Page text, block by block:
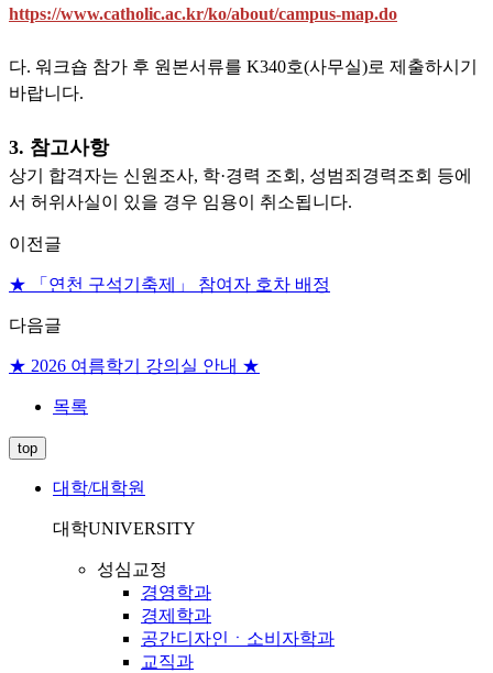
https://www.catholic.ac.kr/ko/about/campus-map.do
다. 워크숍 참가 후 원본서류를 K340호(사무실)로 제출하시기
바랍니다.
3. 참고사항
상기 합격자는 신원조사, 학·경력 조회, 성범죄경력조회 등에
서 허위사실이 있을 경우 임용이 취소됩니다.
이전글
★ 「연천 구석기축제」 참여자 호차 배정
다음글
★ 2026 여름학기 강의실 안내 ★
목록
top
대학/대학원
대학UNIVERSITY
성심교정
경영학과
경제학과
공간디자인ㆍ소비자학과
교직과